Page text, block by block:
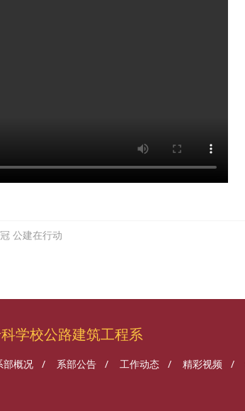
公建在行动
学校公路建筑工程系
部概况 / 系部公告 / 工作动态 / 精彩视频 /